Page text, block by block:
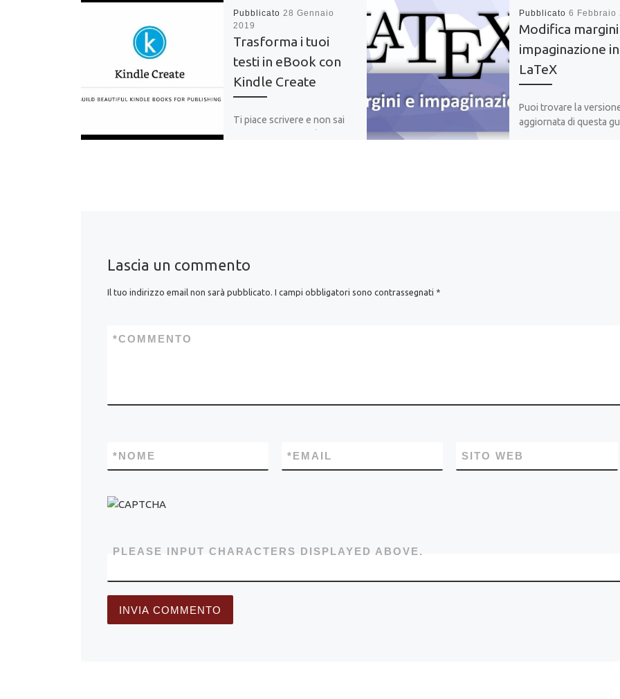
Pubblicato28 Gennaio
2019
Trasforma i tuoi
testi in eBook con
Kindle Create
Ti piace scrivere e non sai
Pubblicato 6 Febbraio
Modifica
impaginazione in
LaTeX
Puoi trovare la
aggiornata di questa
Lascia un commento
Il tuo indirizzo email non sarà pubblicato. I campi obbligatori sono contrassegnati *
COMMENTO
*
NOME
* EMAIL
* SITO WEB
PLEASE INPUT CHARACTERS DISPLAYED ABOVE.